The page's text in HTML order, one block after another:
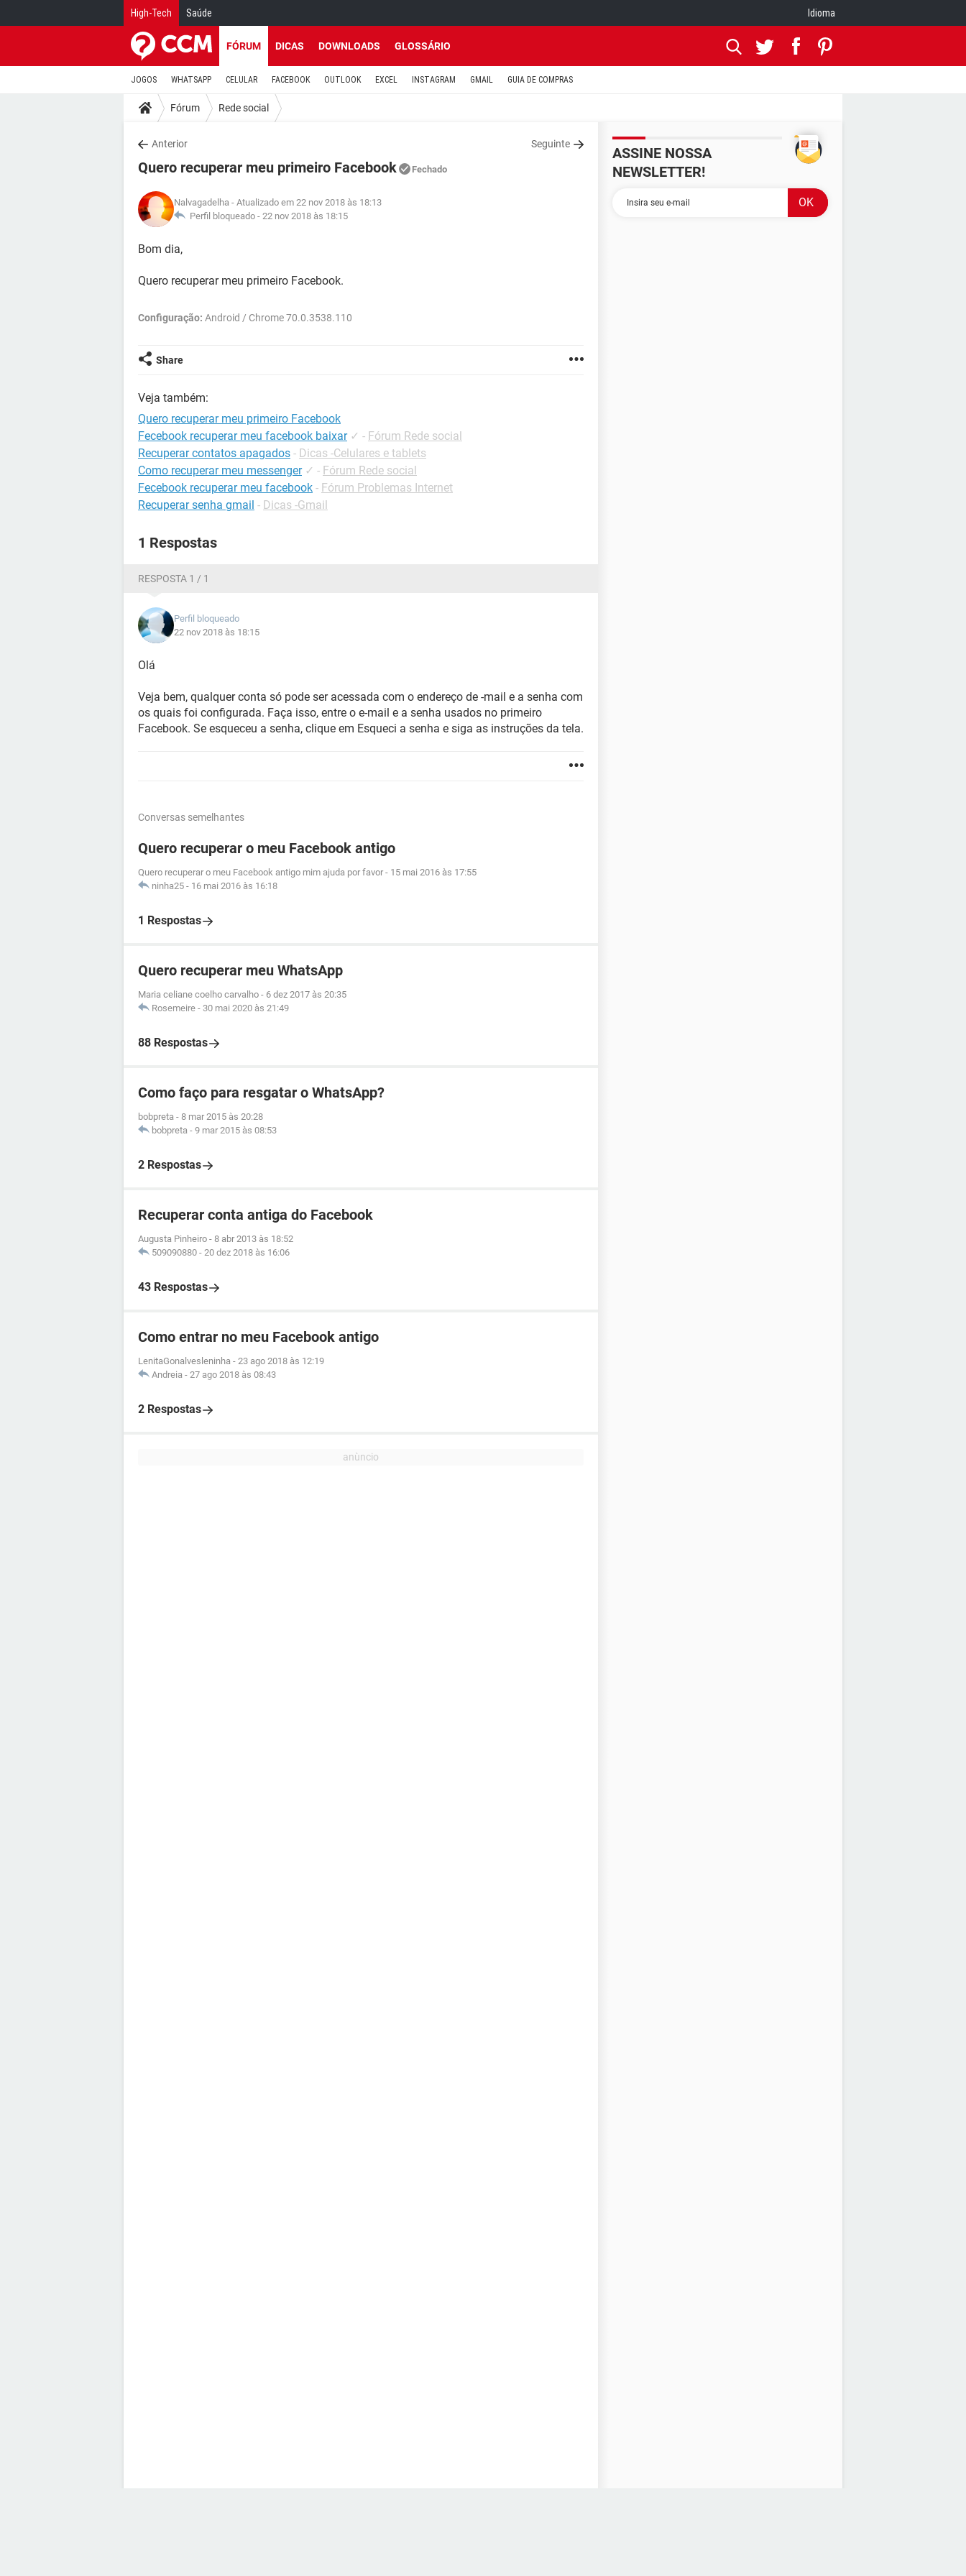
High-Tech Saúde Idioma
FÓRUM DICAS DOWNLOADS GLOSSÁRIO
JOGOS WHATSAPP CELULAR FACEBOOK OUTLOOK EXCEL INSTAGRAM GMAIL GUIA DE COMPRAS
Fórum Rede social
Anterior Seguinte
Quero recuperar meu primeiro Facebook Fechado
Nalvagadelha - Atualizado em 22 nov 2018 às 18:13
Perfil bloqueado - 22 nov 2018 às 18:15
Bom dia,
Quero recuperar meu primeiro Facebook.
Configuração: Android / Chrome 70.0.3538.110
Share
Veja também:
Quero recuperar meu primeiro Facebook
Fecebook recuperar meu facebook baixar ✓ - Fórum Rede social
Recuperar contatos apagados - Dicas -Celulares e tablets
Como recuperar meu messenger ✓ - Fórum Rede social
Fecebook recuperar meu facebook - Fórum Problemas Internet
Recuperar senha gmail - Dicas -Gmail
1 Respostas
RESPOSTA 1 / 1
Perfil bloqueado
22 nov 2018 às 18:15
Olá
Veja bem, qualquer conta só pode ser acessada com o endereço de -mail e a senha com
os quais foi configurada. Faça isso, entre o e-mail e a senha usados no primeiro
Facebook. Se esqueceu a senha, clique em Esqueci a senha e siga as instruções da tela.
Conversas semelhantes
Quero recuperar o meu Facebook antigo
Quero recuperar o meu Facebook antigo mim ajuda por favor - 15 mai 2016 às 17:55
ninha25 - 16 mai 2016 às 16:18
1 Respostas
Quero recuperar meu WhatsApp
Maria celiane coelho carvalho - 6 dez 2017 às 20:35
Rosemeire - 30 mai 2020 às 21:49
88 Respostas
Como faço para resgatar o WhatsApp?
bobpreta - 8 mar 2015 às 20:28
bobpreta - 9 mar 2015 às 08:53
2 Respostas
Recuperar conta antiga do Facebook
Augusta Pinheiro - 8 abr 2013 às 18:52
509090880 - 20 dez 2018 às 16:06
43 Respostas
Como entrar no meu Facebook antigo
LenitaGonalvesleninha - 23 ago 2018 às 12:19
Andreia - 27 ago 2018 às 08:43
2 Respostas
ASSINE NOSSA
NEWSLETTER!